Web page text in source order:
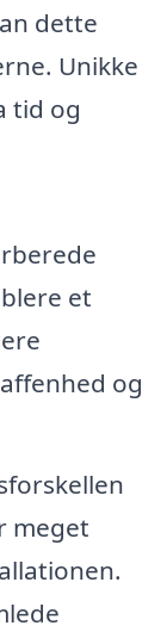
dette
Unikke
tid og
et
og
meget